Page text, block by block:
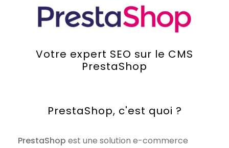
Votre expert SEO sur le CMS
PrestaShop
PrestaShop, c'est quoi ?
PrestaShop est une solution e-commerce